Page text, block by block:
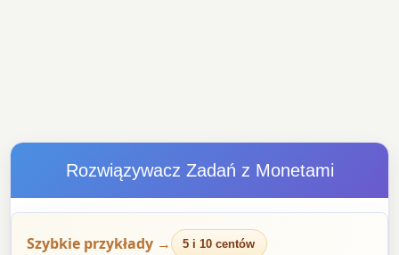
Rozwiązywacz Zadań z Monetami
Szybkie przykłady → 5 i 10 centów